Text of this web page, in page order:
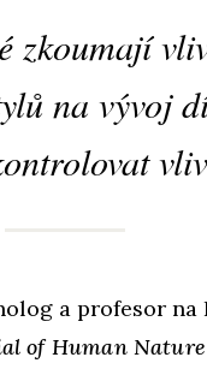
zkoumají
na vývoj
a profesor na
of Human Nature